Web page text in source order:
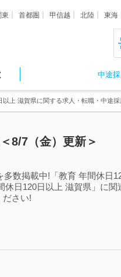
東 首都圏 甲信越 北陸 東海
中途
以上 滋賀県に関する求人・転職・中途採
8/7（金）更新＞
数掲載中!「教育 年間休日
日120日以上 滋賀県」に関
ださい!